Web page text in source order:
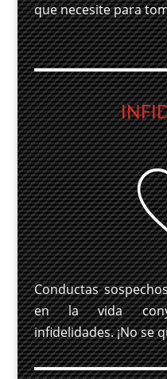
que necesite para
Conductas
en la vida
infidelidades. ¡No se